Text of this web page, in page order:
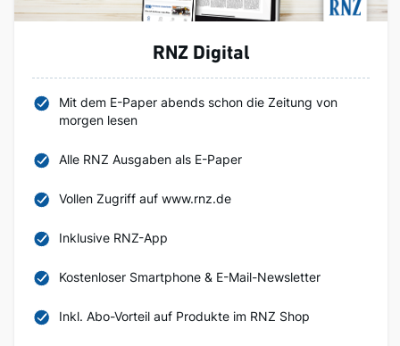
RNZ Digital
Mit dem E-Paper abends schon die Zeitung von
morgen lesen
Alle RNZ Ausgaben als E-Paper
Vollen Zugriff auf www.rnz.de
Inklusive RNZ-App
Kostenloser Smartphone & E-Mail-Newsletter
Inkl. Abo-Vorteil auf Produkte im RNZ Shop